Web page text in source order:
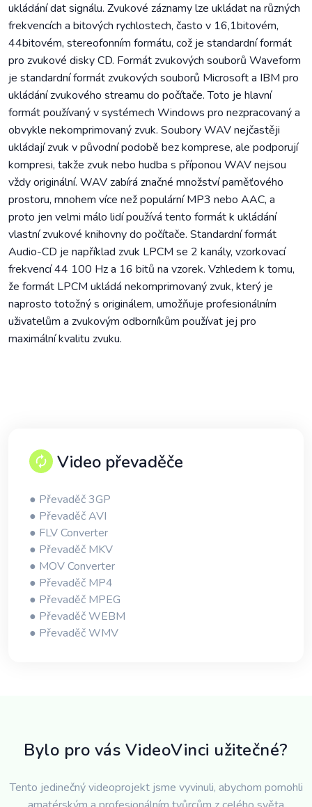
ukládání dat signálu. Zvukové záznamy lze ukládat na různých
frekvencích a bitových rychlostech, často v 16,1bitovém,
44bitovém, stereofonním formátu, což je standardní formát
pro zvukové disky CD. Formát zvukových souborů Waveform
je standardní formát zvukových souborů Microsoft a IBM pro
ukládání zvukového streamu do počítače. Toto je hlavní
formát používaný v systémech Windows pro nezpracovaný a
obvykle nekomprimovaný zvuk. Soubory WAV nejčastěji
ukládají zvuk v původní podobě bez komprese, ale podporují
kompresi, takže zvuk nebo hudba s příponou WAV nejsou
vždy originální. WAV zabírá značné množství paměťového
prostoru, mnohem více než populární MP3 nebo AAC, a
proto jen velmi málo lidí používá tento formát k ukládání
vlastní zvukové knihovny do počítače. Standardní formát
Audio-CD je například zvuk LPCM se 2 kanály, vzorkovací
frekvencí 44 100 Hz a 16 bitů na vzorek. Vzhledem k tomu,
že formát LPCM ukládá nekomprimovaný zvuk, který je
naprosto totožný s originálem, umožňuje profesionálním
uživatelům a zvukovým odborníkům používat jej pro
maximální kvalitu zvuku.
Video převaděče
● Převaděč 3GP
● Převaděč AVI
● FLV Converter
● Převaděč MKV
● MOV Converter
● Převaděč MP4
● Převaděč MPEG
● Převaděč WEBM
● Převaděč WMV
Bylo pro vás VideoVinci užitečné?
Tento jedinečný videoprojekt jsme vyvinuli, abychom pomohli